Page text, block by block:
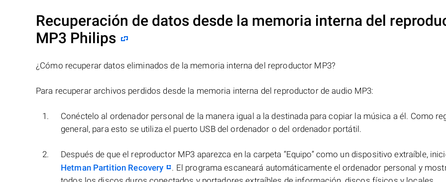
Recuperación de datos desde la memoria interna del
MP3 Philips
¿Cómo recuperar datos eliminados de la memoria interna del reproductor MP3?
Para recuperar archivos perdidos desde la memoria interna del reproductor de audio MP3:
Conéctelo al ordenador personal de la manera igual a la destinada para copiar la música a él. Como
general, para esto se utiliza el puerto USB del ordenador o del ordenador portátil.
Después de que el reproductor MP3 aparezca en la carpeta “Equipo” como un dispositivo extraíble,
Hetman Partition Recovery
. El programa escaneará automáticamente el ordenador personal y